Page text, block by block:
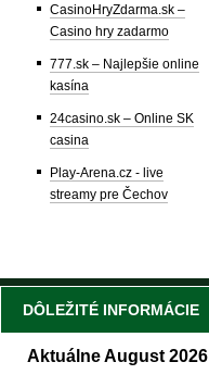
CasinoHryZdarma.sk –
Casino hry zadarmo
777.sk – Najlepšie online
kasína
24casino.sk – Online SK
casina
Play-Arena.cz - live
streamy pre Čechov
DÔLEŽITÉ INFORMÁCIE
Aktuálne August 2026